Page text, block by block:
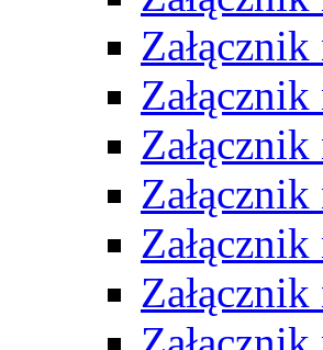
Załącznik
Załącznik
Załącznik